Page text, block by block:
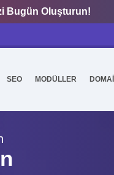
Bugün Oluşturun!
SEO MODÜLLER